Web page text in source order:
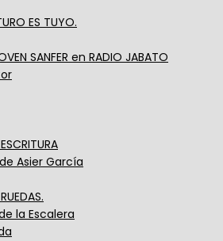
ES TUYO.
SANFER en RADIO JABATO
Asier García
la Escalera